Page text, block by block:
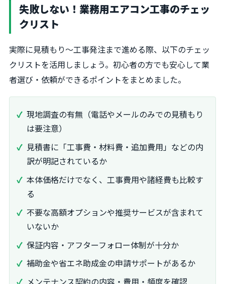
失敗しない！業務用エアコン工事のチェッ
クリスト
実際に見積もり～工事発注まで進める際、以下のチェッ
クリストを活用しましょう。初心者の方でも安心して業
者選び・依頼ができるポイントをまとめました。
現地調査の有無（電話やメールのみでの見積もり
は要注意）
見積書に「工事費・材料費・追加費用」などの内
訳が明記されているか
本体価格だけでなく、工事費用や諸経費も比較す
る
不要な高額オプションや推奨サービスが含まれて
いないか
保証内容・アフターフォロー体制が十分か
補助金や省エネ助成金の申請サポートがあるか
メンテナンス契約の内容・費用・頻度を確認